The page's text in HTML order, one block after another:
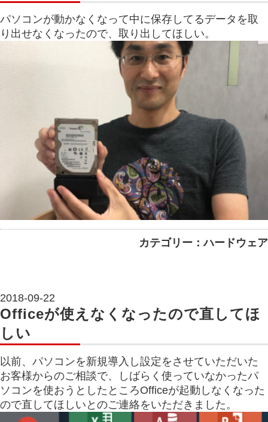
パソコンが動かなくなって中に保存してるデータを取
り出せなくなったので、取り出してほしい。
カテゴリー：ハードウェア
2018-09-22
Officeが使えなくなったので直してほ
しい
以前、パソコンを新規導入し設定をさせていただいた
お客様からのご相談で、しばらく使っていなかったパ
ソコンを使おうとしたところOfficeが起動しなくなった
ので直してほしいとのご連絡をいただきました。